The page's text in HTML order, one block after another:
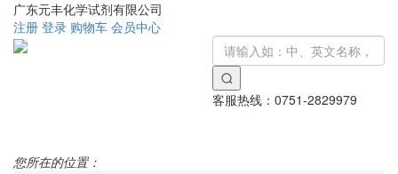
广东元丰化学试剂有限公司
注册 登录 购物车 会员中心
客服热线： 0751-2829979
您所在的位置：